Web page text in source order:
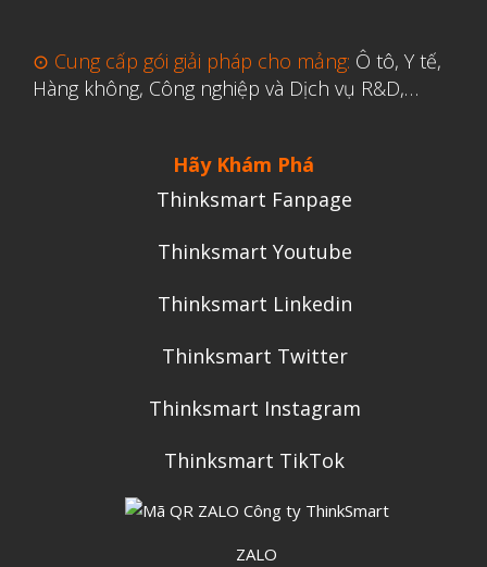
⊙ Cung cấp gói giải pháp cho mảng: Ô tô, Y tế,
Hàng không, Công nghiệp và Dịch vụ R&D,…
Hãy Khám Phá
Thinksmart Fanpage
Thinksmart Youtube
Thinksmart Linkedin
Thinksmart Twitter
Thinksmart Instagram
Thinksmart TikTok
ZALO